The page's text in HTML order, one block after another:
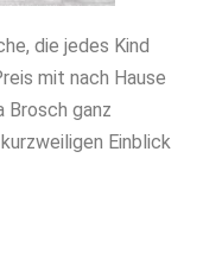
die jedes Kind
mit nach Hause
Brosch ganz
Einblick